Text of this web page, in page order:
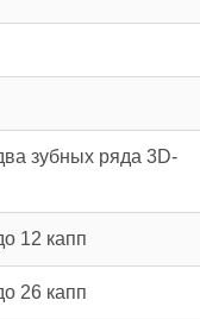
зубных ряда 3D-
12 капп
26 капп